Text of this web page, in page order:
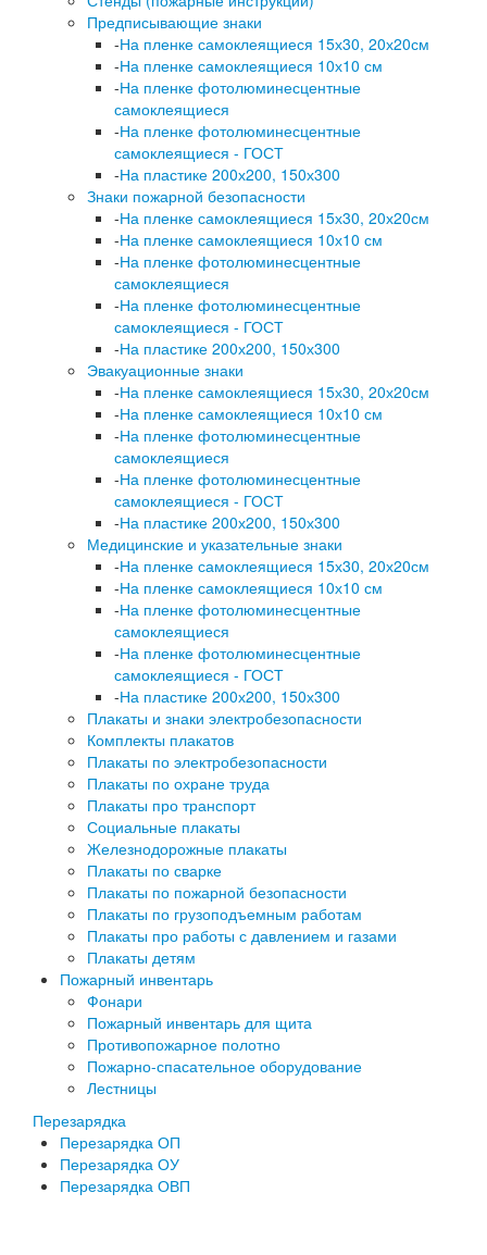
Предписывающие знаки
-На пленке самоклеящиеся 15х30, 20х20см
-На пленке самоклеящиеся 10х10 см
-На пленке фотолюминесцентные
самоклеящиеся
-На пленке фотолюминесцентные
самоклеящиеся - ГОСТ
-На пластике 200х200, 150х300
Знаки пожарной безопасности
-На пленке самоклеящиеся 15х30, 20х20см
-На пленке самоклеящиеся 10х10 см
-На пленке фотолюминесцентные
самоклеящиеся
-На пленке фотолюминесцентные
самоклеящиеся - ГОСТ
-На пластике 200х200, 150х300
Эвакуационные знаки
-На пленке самоклеящиеся 15х30, 20х20см
-На пленке самоклеящиеся 10х10 см
-На пленке фотолюминесцентные
самоклеящиеся
-На пленке фотолюминесцентные
самоклеящиеся - ГОСТ
-На пластике 200х200, 150х300
Медицинские и указательные знаки
-На пленке самоклеящиеся 15х30, 20х20см
-На пленке самоклеящиеся 10х10 см
-На пленке фотолюминесцентные
самоклеящиеся
-На пленке фотолюминесцентные
самоклеящиеся - ГОСТ
-На пластике 200х200, 150х300
Плакаты и знаки электробезопасности
Комплекты плакатов
Плакаты по электробезопасности
Плакаты по охране труда
Плакаты про транспорт
Социальные плакаты
Железнодорожные плакаты
Плакаты по сварке
Плакаты по пожарной безопасности
Плакаты по грузоподъемным работам
Плакаты про работы с давлением и газами
Плакаты детям
Пожарный инвентарь
Фонари
Пожарный инвентарь для щита
Противопожарное полотно
Пожарно-спасательное оборудование
Лестницы
Перезарядка
Перезарядка ОП
Перезарядка ОУ
Перезарядка ОВП